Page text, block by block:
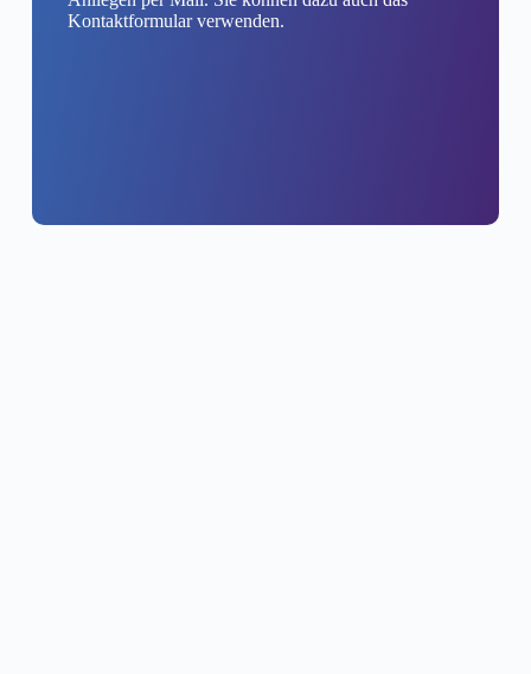
Kontaktformular verwenden.